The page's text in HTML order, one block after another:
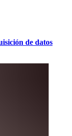
de datos